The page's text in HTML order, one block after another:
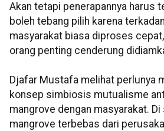
Akan tetapi penerapannya harus
boleh tebang pilih karena
masyarakat biasa diproses
orang penting cenderung
Djafar Mustafa melihat perlunya
konsep simbiosis mutualisme
mangrove dengan masyarakat.
mangrove terbebas dari